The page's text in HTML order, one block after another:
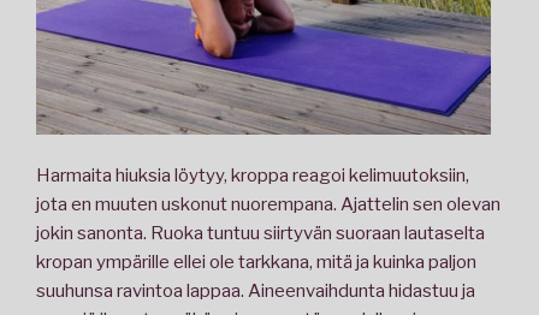
Harmaita hiuksia löytyy, kroppa reagoi kelimuutoksiin,
jota en muuten uskonut nuorempana. Ajattelin sen olevan
jokin sanonta. Ruoka tuntuu siirtyvän suoraan lautaselta
kropan ympärille ellei ole tarkkana, mitä ja kuinka paljon
suuhunsa ravintoa lappaa. Aineenvaihdunta hidastuu ja